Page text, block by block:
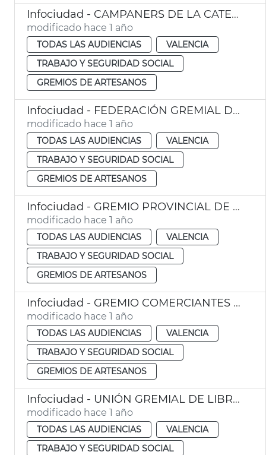
Infociudad - CAMPANERS DE LA CATEDRAL DE VALÈNCIA
modificado hace 1 año
TODAS LAS AUDIENCIAS
VALENCIA
TRABAJO Y SEGURIDAD SOCIAL
GREMIOS DE ARTESANOS
Infociudad - FEDERACIÓN GREMIAL DE PANADERÍA Y PASTELERÍA DE LA PROVINCIA DE VALENCIA
modificado hace 1 año
TODAS LAS AUDIENCIAS
VALENCIA
TRABAJO Y SEGURIDAD SOCIAL
GREMIOS DE ARTESANOS
Infociudad - GREMIO PROVINCIAL DE PELUQUERÍAS DE CABALLEROS Y BELLEZA DE VALENCIA
modificado hace 1 año
TODAS LAS AUDIENCIAS
VALENCIA
TRABAJO Y SEGURIDAD SOCIAL
GREMIOS DE ARTESANOS
Infociudad - GREMIO COMERCIANTES ANIMALES DE COMPAÑÍA
modificado hace 1 año
TODAS LAS AUDIENCIAS
VALENCIA
TRABAJO Y SEGURIDAD SOCIAL
GREMIOS DE ARTESANOS
Infociudad - UNIÓN GREMIAL DE LIBRERÍAS Y PAPELERÍAS
modificado hace 1 año
TODAS LAS AUDIENCIAS
VALENCIA
TRABAJO Y SEGURIDAD SOCIAL